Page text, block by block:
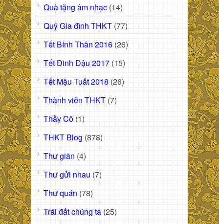
Quà tặng âm nhạc (14)
Quỹ Gia đình THKT (77)
Tết Bính Thân 2016 (26)
Tết Đinh Dậu 2017 (15)
Tết Mậu Tuất 2018 (26)
Thành viên THKT (7)
Thầy Cô (1)
THKT Blog (878)
Thư giãn (4)
Thư gửi nhau (7)
Thư quán (78)
Trái đất chúng ta (25)